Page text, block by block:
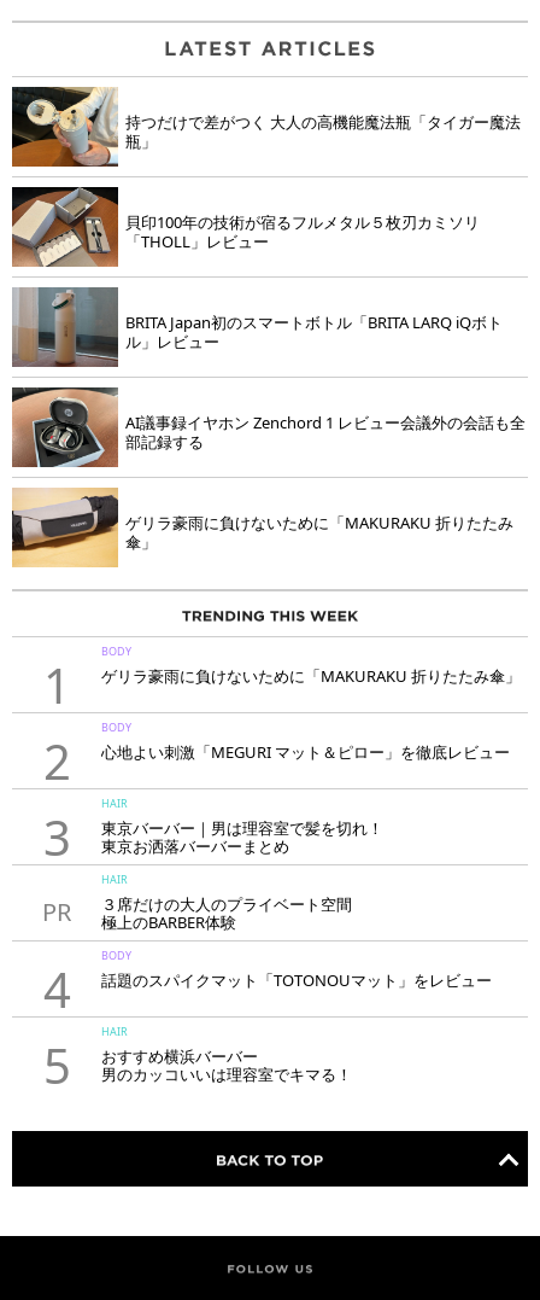
持つだけで差がつく 大人の高機能魔法瓶「タイガー魔法
瓶」
貝印100年の技術が宿るフルメタル５枚刃カミソリ
「THOLL」レビュー
BRITA Japan初のスマートボトル「BRITA LARQ iQボト
ル」レビュー
AI議事録イヤホン Zenchord 1 レビュー会議外の会話も全
部記録する
ゲリラ豪雨に負けないために「MAKURAKU 折りたたみ
傘」
1
BODY
ゲリラ豪雨に負けないために「MAKURAKU 折りたたみ傘」
2
BODY
心地よい刺激「MEGURI マット＆ピロー」を徹底レビュー
3
HAIR
東京バーバー｜男は理容室で髪を切れ！
東京お洒落バーバーまとめ
PR
HAIR
３席だけの大人のプライベート空間
極上のBARBER体験
「LAVIE NEW STANDARD BARBER HANARE新宿店」
4
BODY
話題のスパイクマット「TOTONOUマット」をレビュー
5
HAIR
おすすめ横浜バーバー
男のカッコいいは理容室でキマる！